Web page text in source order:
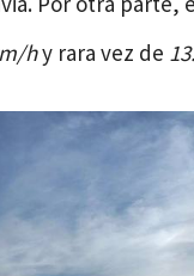
hy rara vez de